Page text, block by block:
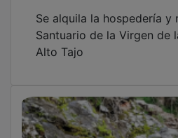
Santuario de la Virgen de
Alto Tajo